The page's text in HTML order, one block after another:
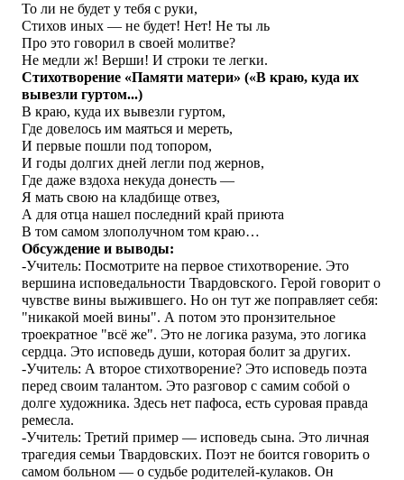
То ли не будет у тебя с руки,
Стихов иных — не будет! Нет! Не ты ль
Про это говорил в своей молитве?
Не медли ж! Верши! И строки те легки.
Стихотворение «Памяти матери» («В краю, куда их
вывезли гуртом...)
В краю, куда их вывезли гуртом,
Где довелось им маяться и мереть,
И первые пошли под топором,
И годы долгих дней легли под жернов,
Где даже вздоха некуда донесть —
Я мать свою на кладбище отвез,
А для отца нашел последний край приюта
В том самом злополучном том краю…
Обсуждение и выводы:
-Учитель: Посмотрите на первое стихотворение. Это
вершина исповедальности Твардовского. Герой говорит о
чувстве вины выжившего. Но он тут же поправляет себя:
"никакой моей вины". А потом это пронзительное
троекратное "всё же". Это не логика разума, это логика
сердца. Это исповедь души, которая болит за других.
-Учитель: А второе стихотворение? Это исповедь поэта
перед своим талантом. Это разговор с самим собой о
долге художника. Здесь нет пафоса, есть суровая правда
ремесла.
-Учитель: Третий пример — исповедь сына. Это личная
трагедия семьи Твардовских. Поэт не боится говорить о
самом больном — о судьбе родителей-кулаков. Он